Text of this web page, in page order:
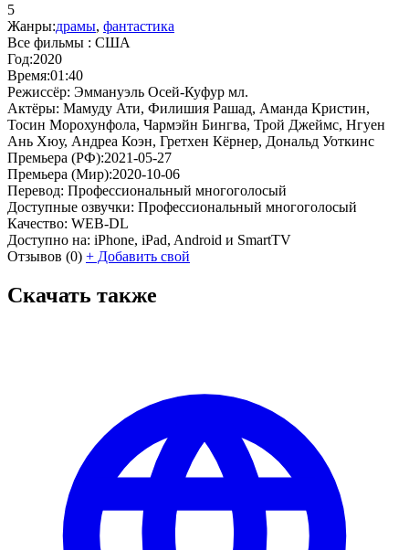
5
Жанры:драмы, фантастика
Все фильмы : США
Год:2020
Время:01:40
Режиссёр: Эммануэль Осей-Куфур мл.
Актёры: Мамуду Ати, Филишия Рашад, Аманда Кристин,
Тосин Морохунфола, Чармэйн Бингва, Трой Джеймс, Нгуен
Ань Хюу, Андреа Коэн, Гретхен Кёрнер, Дональд Уоткинс
Премьера (РФ):2021-05-27
Премьера (Мир):2020-10-06
Перевод: Профессиональный многоголосый
Доступные озвучки: Профессиональный многоголосый
Качество: WEB-DL
Доступно на: iPhone, iPad, Android и SmartTV
Отзывов (0) + Добавить свой
Скачать также